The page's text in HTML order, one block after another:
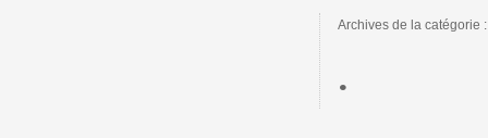
Archives de la catégorie :
.